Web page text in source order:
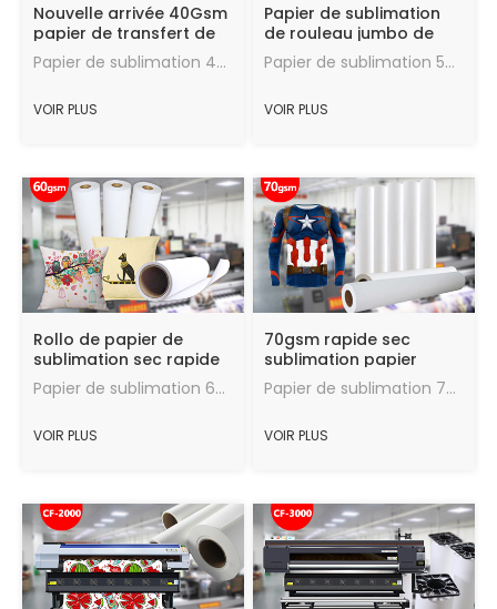
Nouvelle arrivée 40Gsm
papier de transfert de
sublimation pour
l'impression numériquePapier de sublimation 40gsm, taux de transfert, bon effet de transfert de chaleur, la quantité maximale d'encre, vitesse de séchage rapide, en bon état.
VOIR PLUS
Papier de sublimation
de rouleau jumbo de
haute qualité
d'approvisionnement Papier de sublimation 50gsm, taux de transfert, bon effet de transfert de chaleur, la quantité maximale d'encre, vitesse de séchage rapide, en bon état.
VOIR PLUS
Rollo de papier de
sublimation sec rapide
60gsm pour tissu de
polyester
Papier de sublimation 60gsm, taux de transfert, bon effet de transfert de chaleur, la quantité maximale d'encre, vitesse de séchage rapide, en bon état.
VOIR PLUS
70gsm rapide sec
sublimation papier
rouleau forProcess de
monuments
Papier de sublimation 70gsm, taux de transfert, bon effet de transfert de chaleur, la quantité maximale d'encre, vitesse de séchage rapide, en bon état.
VOIR PLUS